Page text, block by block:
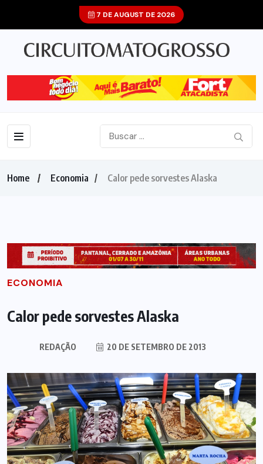
7 DE AUGUST DE 2026
Home Economia Calor pede sorvestes Alaska
ECONOMIA
Calor pede sorvestes Alaska
REDAÇÃO 20 DE SETEMBRO DE 2013